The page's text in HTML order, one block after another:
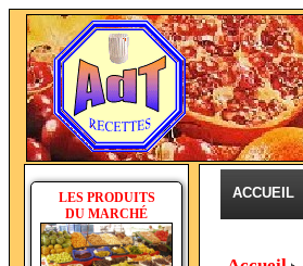
LES PRODUITS
DU MARCHÉ
ACCUEIL